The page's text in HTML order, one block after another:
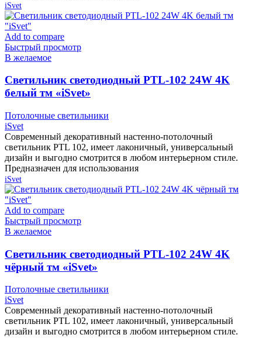
iSvet
Add to compare
Быстрый просмотр
В желаемое
Cветильник светодиодный PTL-102 24W 4K
белый тм «iSvet»
Потолочные светильники
iSvet
Современный декоративный настенно-потолочный
светильник PTL 102, имеет лаконичный, универсальный
дизайн и выгодно смотрится в любом интерьерном стиле.
Предназначен для использования
iSvet
Add to compare
Быстрый просмотр
В желаемое
Cветильник светодиодный PTL-102 24W 4K
чёрный тм «iSvet»
Потолочные светильники
iSvet
Современный декоративный настенно-потолочный
светильник PTL 102, имеет лаконичный, универсальный
дизайн и выгодно смотрится в любом интерьерном стиле.